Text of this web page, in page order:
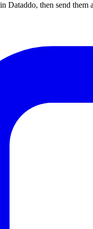
Dataddo, then send them